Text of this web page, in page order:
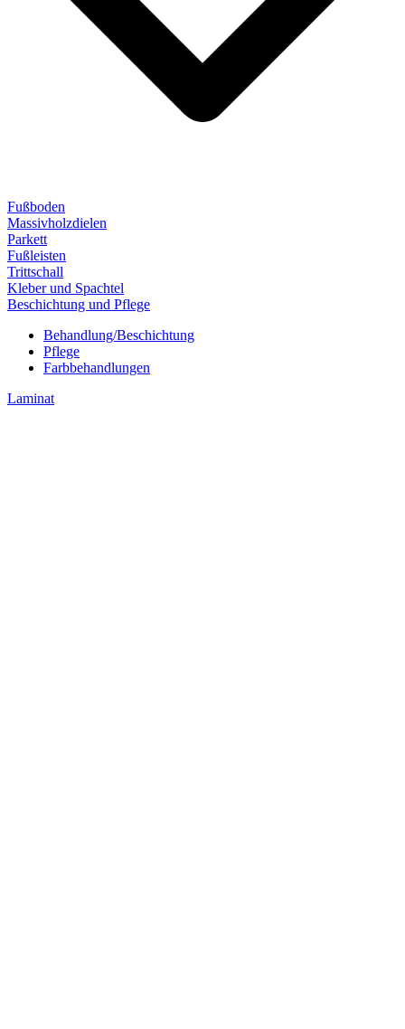
Fußboden
Massivholzdielen
Parkett
Fußleisten
Trittschall
Kleber und Spachtel
Beschichtung und Pflege
Behandlung/Beschichtung
Pflege
Farbbehandlungen
Laminat